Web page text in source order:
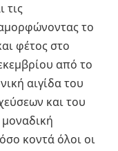
τις
το
φέτος στο
από το
αιγίδα του
και του
κοντά όλοι οι